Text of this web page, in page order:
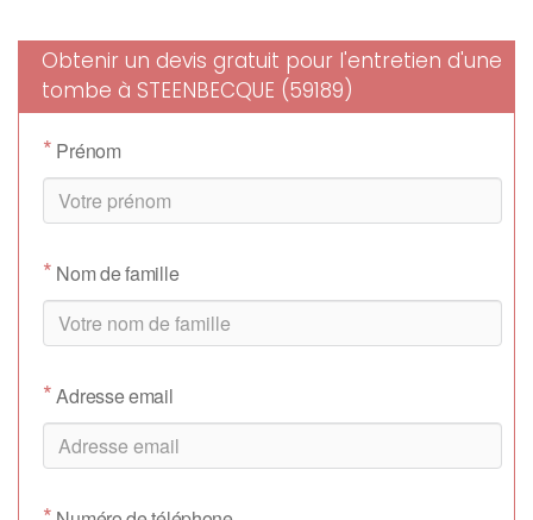
Obtenir un devis gratuit pour l'entretien d'une
tombe à STEENBECQUE (59189)
* Prénom
* Nom de famille
*Adresse email